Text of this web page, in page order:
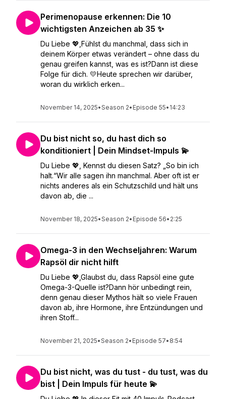
Perimenopause erkennen: Die 10
wichtigsten Anzeichen ab 35 ✨
Du Liebe 💖,Fühlst du manchmal, dass sich in
deinem Körper etwas verändert – ohne dass du
genau greifen kannst, was es ist?Dann ist diese
Folge für dich. 💛Heute sprechen wir darüber,
woran du wirklich erken...
November 14, 2025•Season 2• Episode 55• 14:23
Du bist nicht so, du hast dich so
konditioniert | Dein Mindset-Impuls 💫
Du Liebe 💖, Kennst du diesen Satz? „So bin ich
halt.“Wir alle sagen ihn manchmal. Aber oft ist er
nichts anderes als ein Schutzschild und hält uns
davon ab, die ...
November 18, 2025•Season 2• Episode 56• 2:25
Omega-3 in den Wechseljahren: Warum
Rapsöl dir nicht hilft
Du Liebe 💖,Glaubst du, dass Rapsöl eine gute
Omega-3-Quelle ist?Dann hör unbedingt rein,
denn genau dieser Mythos hält so viele Frauen
davon ab, ihre Hormone, ihre Entzündungen und
ihren Stoff...
November 21, 2025•Season 2• Episode 57• 8:54
Du bist nicht, was du tust - du tust, was du
bist | Dein Impuls für heute 💫